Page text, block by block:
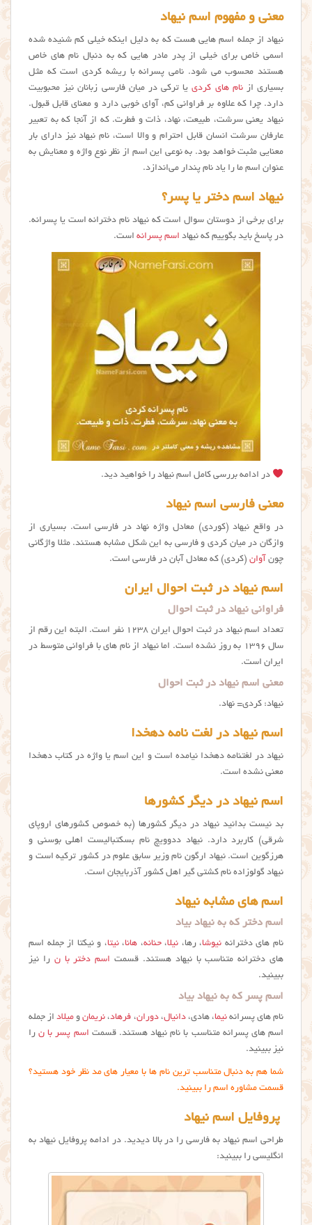
معنی و مفهوم اسم نیهاد
نیهاد از جمله اسم هایی هست که به دلیل اینکه خیلی کم شنیده شده
اسمی خاص برای خیلی از پدر مادر هایی که به دنبال نام های خاص
هستند محسوب می شود. نامی پسرانه با ریشه کردی است که مثل
بسیاری ازنام های کردییا ترکی در میان فارسی زبانان نیز محبوبیت
دارد. چرا که علاوه بر فراوانی کم، آوای خوبی دارد و معنای قابل قبول.
نيهاد یعنی سرشت، طبیعت، نهاد، ذات و فطرت. که از آنجا که به تعبیر
عارفان سرشت انسان قابل احترام و والا است، نام نیهاد نیز دارای بار
معنایی مثبت خواهد بود. به نوعی این اسم از نظر نوع واژه و معنایش به
عنوان اسم ما را یاد نام پندار می‌اندازد.
نیهاد اسم دختر یا پسر؟
برای برخی از دوستان سوال است که نیهاد نام دخترانه است یا پسرانه.
در پاسخ باید بگوییم که نیهاد اسم پسرانه است.
در ادامه بررسی کامل اسم نیهاد را خواهید دید.
معنی فارسی اسم نیهاد
در واقع نیهاد (کوردی) معادل واژه نهاد در فارسی است. بسیاری از
وازگان در میان کردی و فارسی به این شکل مشابه هستند. مثلا واژگانی
چون آوان (کردی) که معادل آبان در فارسی است.
اسم نیهاد در ثبت احوال ایران
فراوانی نیهاد در ثبت احوال
تعداد اسم نیهاد در ثبت احوال ایران ۱۲۳۸ نفر است. البته این رقم از
سال ۱۳۹۶ به روز نشده است. اما نیهاد از نام های با فراوانی متوسط در
ایران است.
معنی اسم نیهاد در ثبت احوال
نیهاد: کردی= نهاد.
اسم نیهاد در لغت نامه دهخدا
نیهاد در لغتنامه دهخدا نیامده است و این اسم یا واژه در کتاب دهخدا
معنی نشده است.
اسم نیهاد در دیگر کشورها
بد نیست بدانید نیهاد در دیگر کشورها (به خصوص کشورهای اروپای
شرقی) کاربرد دارد. نیهاد ددوویچ نام بسکتبالیست اهلی بوسنی و
هرزگوین است. نیهاد ارگون نام وزیر سابق علوم در کشور ترکیه است و
نیهاد گولوزاده نام کشتی گیر اهل کشور آذربایجان است.
اسم های مشابه نیهاد
اسم دختر که به نیهاد بیاد
نام های دخترانه نیوشا، رها، نیلا،حنانه، هانا،نیتا، و نیکتا از جمله اسم
های دخترانه متناسب با نیهاد هستند. قسمت اسم دختر با ن را نیز
ببینید.
اسم پسر که به نیهاد بیاد
نام های پسرانهنیما، هادی،دانیال،دوران، فرهاد، نریمانو میلاداز جمله
اسم های پسرانه متناسب با نام نیهاد هستند. قسمت اسم پسر با نرا
نیز ببینید.
شما هم به دنبال متناسب ترین نام ها با معیار های مد نظر خود هستید؟
قسمت مشاوره اسم را ببینید.
پروفایل اسم نیهاد
طراحی اسم نیهاد به فارسی را در بالا دیدید. در ادامه پروفایل نيهاد به
انگلیسی را ببینید: